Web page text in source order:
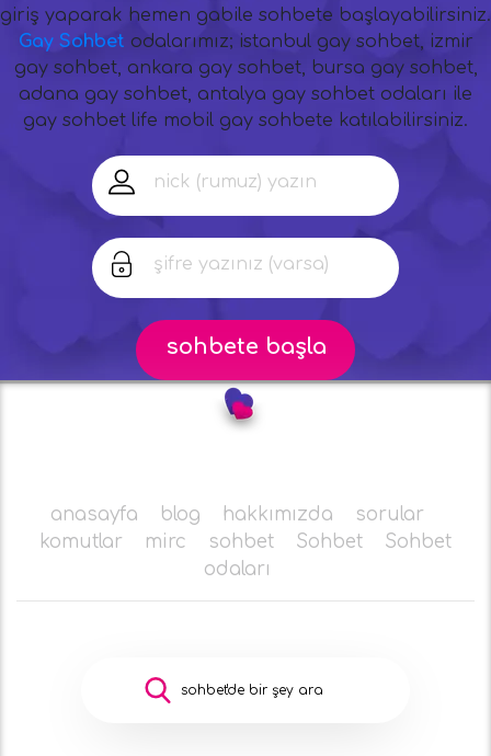
giriş yaparak hemen gabile sohbete başlayabilirsiniz.
Gay Sohbet odalarımız; istanbul gay sohbet, izmir
gay sohbet, ankara gay sohbet, bursa gay sohbet,
adana gay sohbet, antalya gay sohbet odaları ile
gay sohbet life mobil gay sohbete katılabilirsiniz.
anasayfa blog hakkımızda
sorular
komutlar
mirc sohbet Sohbet
Sohbet
odaları